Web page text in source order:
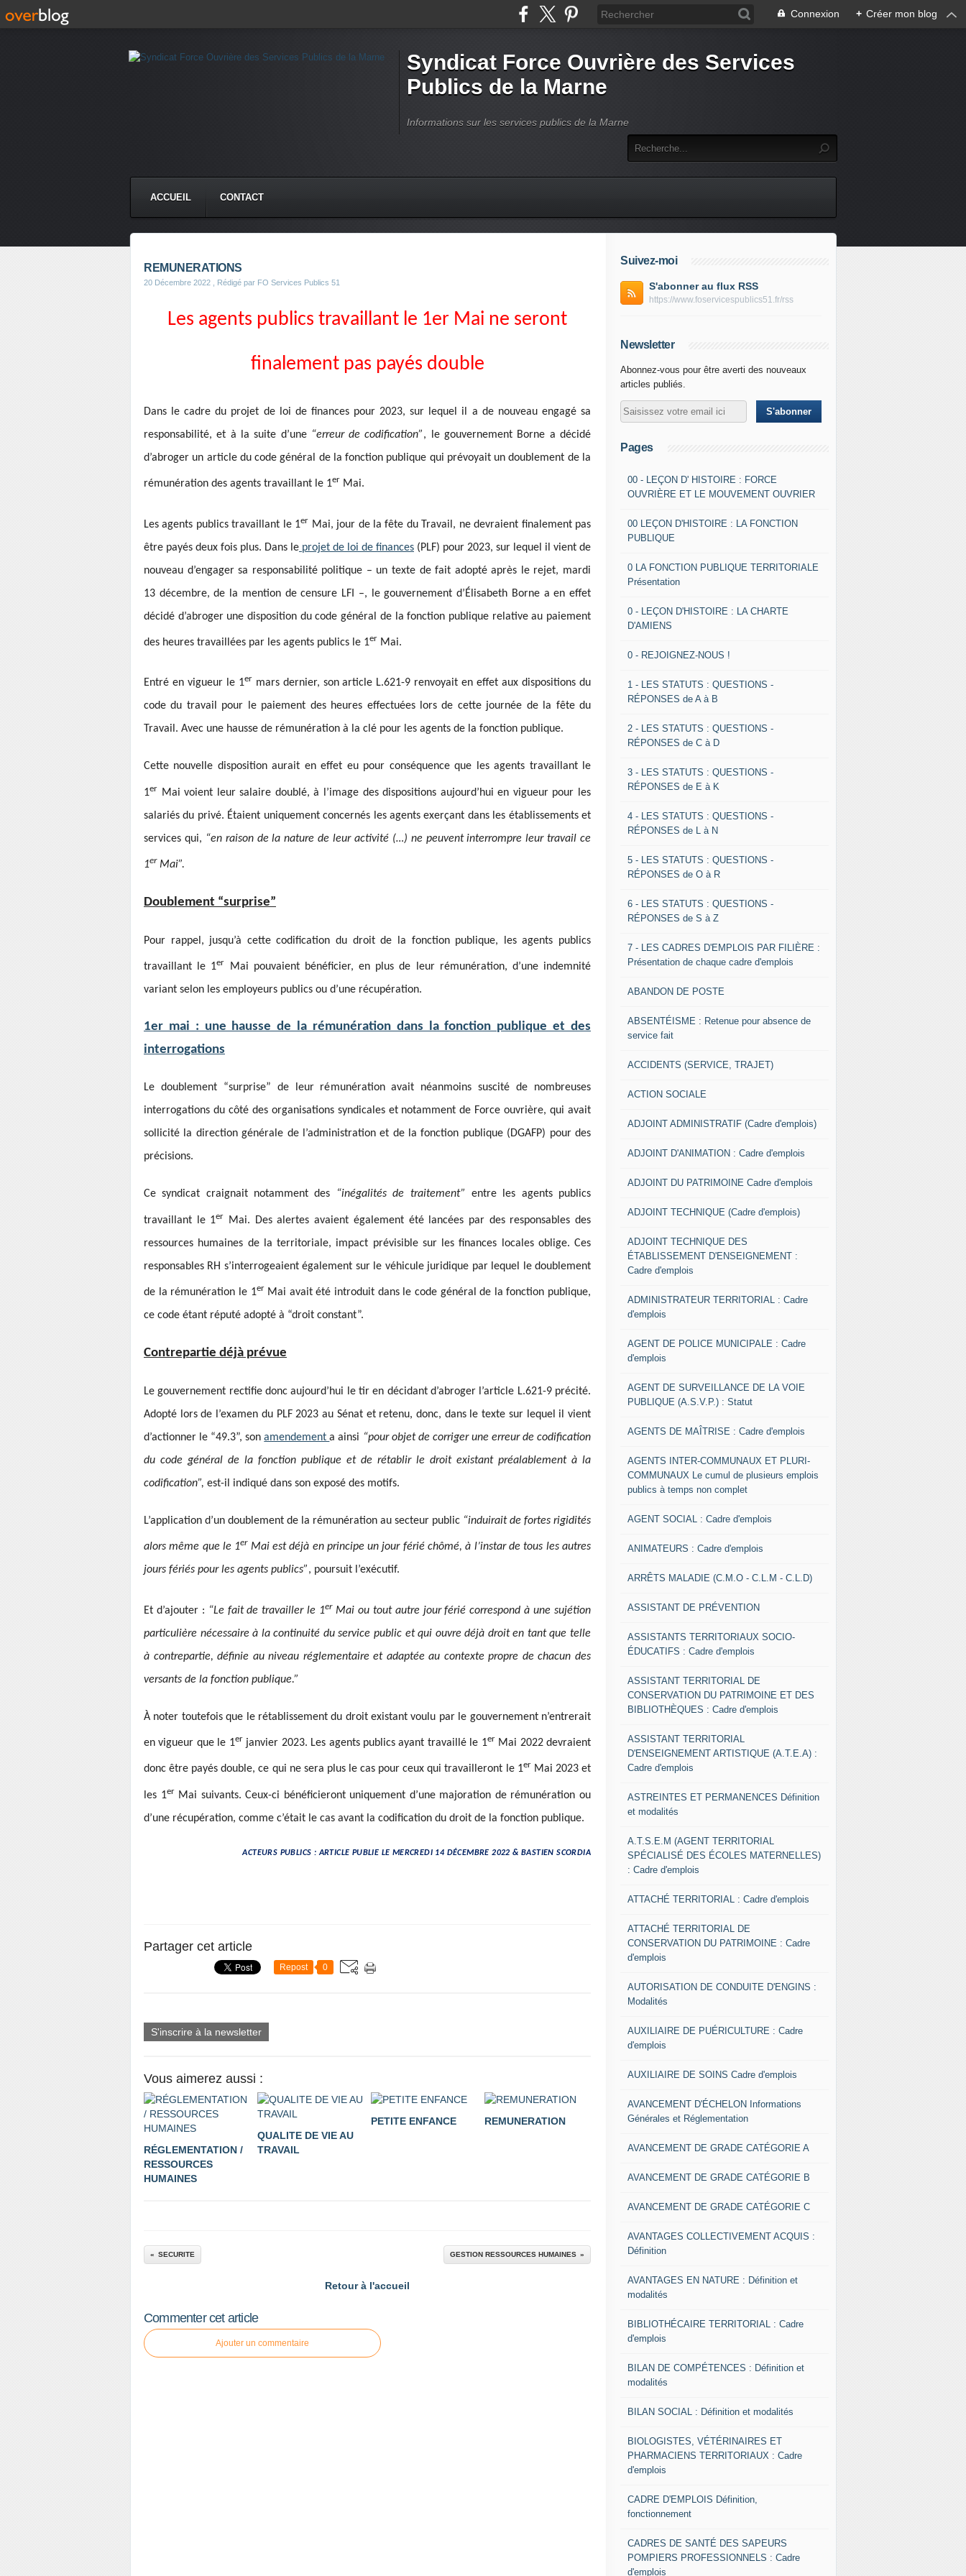
Connexion + Créer mon blog
Syndicat Force Ouvrière des Services
Publics de la Marne
Informations sur les services publics de la Marne
ACCUEIL CONTACT
REMUNERATIONS
20 Décembre 2022 , Rédigé par FO Services Publics 51
Les agents publics travaillant le 1er Mai ne seront
finalement pas payés double
Dans le cadre du projet de loi de finances pour 2023, sur lequel il a de nouveau engagé sa
responsabilité, et à la suite d’une“erreur de codification”, le gouvernement Borne a décidé
d’abroger un article du code général de la fonction publique qui prévoyait un doublement de la
rémunération des agents travaillant le 1er Mai.
Les agents publics travaillant le 1er Mai, jour de la fête du Travail, ne devraient finalement pas
être payés deux fois plus. Dans le projet de loi de finances (PLF) pour 2023, sur lequel il vient de
nouveau d’engager sa responsabilité politique – un texte de fait adopté après le rejet, mardi
13 décembre, de la mention de censure LFI –, le gouvernement d’Élisabeth Borne a en effet
décidé d’abroger une disposition du code général de la fonction publique relative au paiement
des heures travaillées par les agents publics le 1er Mai.
Entré en vigueur le 1er mars dernier, son article L.621-9 renvoyait en effet aux dispositions du
code du travail pour le paiement des heures effectuées lors de cette journée de la fête du
Travail. Avec une hausse de rémunération à la clé pour les agents de la fonction publique.
Cette nouvelle disposition aurait en effet eu pour conséquence que les agents travaillant le
1er
Mai voient leur salaire doublé, à l’image des dispositions aujourd’hui en vigueur pour les
salariés du privé. Étaient uniquement concernés les agents exerçant dans les établissements et
services qui, “en raison de la nature de leur activité (…) ne peuvent interrompre leur travail ce
1er Mai”.
Doublement “surprise”
Pour rappel, jusqu’à cette codification du droit de la fonction publique, les agents publics
travaillant le 1er
Mai pouvaient bénéficier, en plus de leur rémunération, d’une indemnité
variant selon les employeurs publics ou d’une récupération.
1er mai : une hausse de la rémunération dans la fonction publique et des
interrogations
Le doublement “surprise” de leur rémunération avait néanmoins suscité de nombreuses
interrogations du côté des organisations syndicales et notamment de Force ouvrière, qui avait
sollicité la direction générale de l’administration et de la fonction publique (DGAFP) pour des
précisions.
Ce syndicat craignait notamment des “inégalités de traitement” entre les agents publics
travaillant le 1er
Mai. Des alertes avaient également été lancées par des responsables des
ressources humaines de la territoriale, impact prévisible sur les finances locales oblige. Ces
responsables RH s’interrogeaient également sur le véhicule juridique par lequel le doublement
de la rémunération le 1er Mai avait été introduit dans le code général de la fonction publique,
ce code étant réputé adopté à “droit constant”.
Contrepartie déjà prévue
Le gouvernement rectifie donc aujourd’hui le tir en décidant d’abroger l’article L.621-9 précité.
Adopté lors de l’examen du PLF 2023 au Sénat et retenu, donc, dans le texte sur lequel il vient
d’actionner le “49.3”, sonamendementa ainsi “pour objet de corriger une erreur de codification
du code général de la fonction publique et de rétablir le droit existant préalablement à la
codification”, est-il indiqué dans son exposé des motifs.
L’application d’un doublement de la rémunération au secteur public “induirait de fortes rigidités
alors même que le 1er Mai est déjà en principe un jour férié chômé, à l’instar de tous les autres
jours fériés pour les agents publics”, poursuit l’exécutif.
Et d’ajouter : “Le fait de travailler le 1er Mai ou tout autre jour férié correspond à une sujétion
particulière nécessaire à la continuité du service public et qui ouvre déjà droit en tant que telle
à contrepartie, définie au niveau réglementaire et adaptée au contexte propre de chacun des
versants de la fonction publique.”
À noter toutefois que le rétablissement du droit existant voulu par le gouvernement n’entrerait
en vigueur que le 1er janvier 2023. Les agents publics ayant travaillé le 1er Mai 2022 devraient
donc être payés double, ce qui ne sera plus le cas pour ceux qui travailleront le 1er Mai 2023 et
les 1er Mai suivants. Ceux-ci bénéficieront uniquement d’une majoration de rémunération ou
d’une récupération, comme c’était le cas avant la codification du droit de la fonction publique.
ACTEURS PUBLICS : ARTICLE PUBLIE LE MERCREDI 14 DÉCEMBRE 2022 & BASTIEN SCORDIA
Partager cet article
Repost 0
S'inscrire à la newsletter
Vous aimerez aussi :
RÉGLEMENTATION /
RESSOURCES
HUMAINES
QUALITE DE VIE AU
TRAVAIL
PETITE ENFANCE REMUNERATION
SECURITE GESTION RESSOURCES HUMAINES
Retour à l'accueil
Commenter cet article
Ajouter un commentaire
Suivez-moi
S'abonner au flux RSS
https://www.foservicespublics51.fr/rss
Newsletter
Abonnez-vous pour être averti des nouveaux
articles publiés.
Pages
00 - LEÇON D' HISTOIRE : FORCE
OUVRIÈRE ET LE MOUVEMENT OUVRIER
00 LEÇON D'HISTOIRE : LA FONCTION
PUBLIQUE
0 LA FONCTION PUBLIQUE TERRITORIALE
Présentation
0 - LEÇON D'HISTOIRE : LA CHARTE
D'AMIENS
0 - REJOIGNEZ-NOUS !
1 - LES STATUTS : QUESTIONS -
RÉPONSES de A à B
2 - LES STATUTS : QUESTIONS -
RÉPONSES de C à D
3 - LES STATUTS : QUESTIONS -
RÉPONSES de E à K
4 - LES STATUTS : QUESTIONS -
RÉPONSES de L à N
5 - LES STATUTS : QUESTIONS -
RÉPONSES de O à R
6 - LES STATUTS : QUESTIONS -
RÉPONSES de S à Z
7 - LES CADRES D'EMPLOIS PAR FILIÈRE :
Présentation de chaque cadre d'emplois
ABANDON DE POSTE
ABSENTÉISME : Retenue pour absence de
service fait
ACCIDENTS (SERVICE, TRAJET)
ACTION SOCIALE
ADJOINT ADMINISTRATIF (Cadre d'emplois)
ADJOINT D'ANIMATION : Cadre d'emplois
ADJOINT DU PATRIMOINE Cadre d'emplois
ADJOINT TECHNIQUE (Cadre d'emplois)
ADJOINT TECHNIQUE DES
ÉTABLISSEMENT D'ENSEIGNEMENT :
Cadre d'emplois
ADMINISTRATEUR TERRITORIAL : Cadre
d'emplois
AGENT DE POLICE MUNICIPALE : Cadre
d'emplois
AGENT DE SURVEILLANCE DE LA VOIE
PUBLIQUE (A.S.V.P.) : Statut
AGENTS DE MAÎTRISE : Cadre d'emplois
AGENTS INTER-COMMUNAUX ET PLURI-
COMMUNAUX Le cumul de plusieurs emplois
publics à temps non complet
AGENT SOCIAL : Cadre d'emplois
ANIMATEURS : Cadre d'emplois
ARRÊTS MALADIE (C.M.O - C.L.M - C.L.D)
ASSISTANT DE PRÉVENTION
ASSISTANTS TERRITORIAUX SOCIO-
ÉDUCATIFS : Cadre d'emplois
ASSISTANT TERRITORIAL DE
CONSERVATION DU PATRIMOINE ET DES
BIBLIOTHÈQUES : Cadre d'emplois
ASSISTANT TERRITORIAL
D'ENSEIGNEMENT ARTISTIQUE (A.T.E.A) :
Cadre d'emplois
ASTREINTES ET PERMANENCES Définition
et modalités
A.T.S.E.M (AGENT TERRITORIAL
SPÉCIALISÉ DES ÉCOLES MATERNELLES)
: Cadre d'emplois
ATTACHÉ TERRITORIAL : Cadre d'emplois
ATTACHÉ TERRITORIAL DE
CONSERVATION DU PATRIMOINE : Cadre
d'emplois
AUTORISATION DE CONDUITE D'ENGINS :
Modalités
AUXILIAIRE DE PUÉRICULTURE : Cadre
d'emplois
AUXILIAIRE DE SOINS Cadre d'emplois
AVANCEMENT D'ÉCHELON Informations
Générales et Réglementation
AVANCEMENT DE GRADE CATÉGORIE A
AVANCEMENT DE GRADE CATÉGORIE B
AVANCEMENT DE GRADE CATÉGORIE C
AVANTAGES COLLECTIVEMENT ACQUIS :
Définition
AVANTAGES EN NATURE : Définition et
modalités
BIBLIOTHÉCAIRE TERRITORIAL : Cadre
d'emplois
BILAN DE COMPÉTENCES : Définition et
modalités
BILAN SOCIAL : Définition et modalités
BIOLOGISTES, VÉTÉRINAIRES ET
PHARMACIENS TERRITORIAUX : Cadre
d'emplois
CADRE D'EMPLOIS Définition,
fonctionnement
CADRES DE SANTÉ DES SAPEURS
POMPIERS PROFESSIONNELS : Cadre
d'emplois